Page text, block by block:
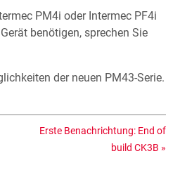
PM4i oder Intermec PF4i
benötigen, sprechen Sie
der neuen PM43-Serie.
Erste Benachrichtung: End of
build CK3B »